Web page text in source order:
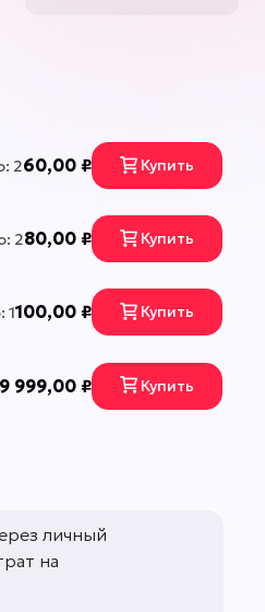
260,00 ₽ Купить
280,00 ₽ Купить
1100,00 ₽ Купить
999,00 ₽ Купить
личный
на